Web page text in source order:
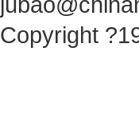
Copyright